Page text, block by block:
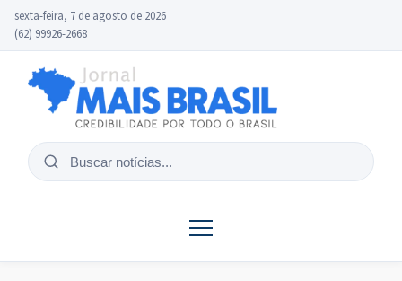
sexta-feira, 7 de agosto de 2026
(62) 99926-2668
Buscar